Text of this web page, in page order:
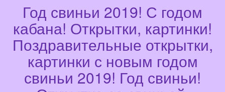
Год свиньи 2019! С годом
кабана! Открытки, картинки!
Поздравительные открытки,
картинки с новым годом
свиньи 2019! Год свиньи!